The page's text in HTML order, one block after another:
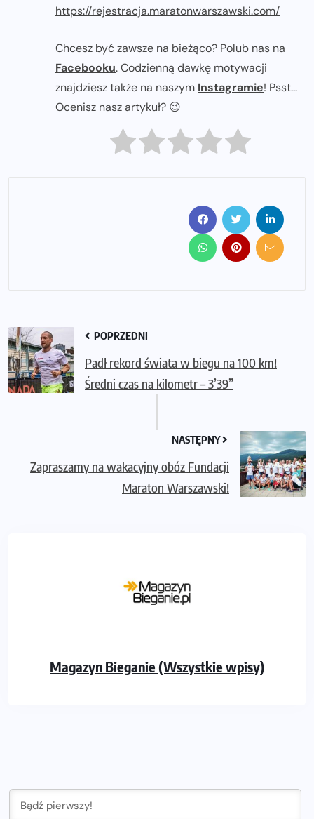
https://rejestracja.maratonwarszawski.com/
Chcesz być zawsze na bieżąco? Polub nas na
Facebooku. Codzienną dawkę motywacji
znajdziesz także na naszym Instagramie! Psst...
Ocenisz nasz artykuł? 😉
POPRZEDNI
Padł rekord świata w biegu na 100 km!
Średni czas na kilometr – 3’39”
NASTĘPNY
Zapraszamy na wakacyjny obóz Fundacji
Maraton Warszawski!
Magazyn Bieganie (Wszystkie wpisy)